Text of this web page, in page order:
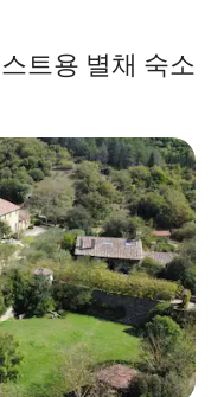
트용 별채 숙소